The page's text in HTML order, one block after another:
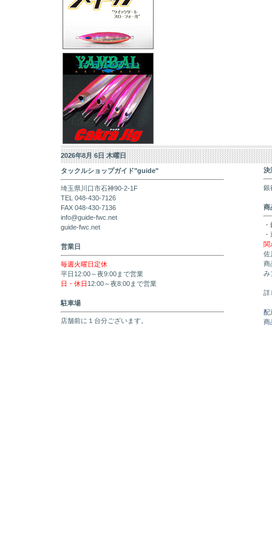
2026年8月 6日 木曜日
タックルショップガイド"guide"
埼玉県川口市石神90-2-1F
TEL 048-430-7126
FAX 048-430-7136
info@guide-fwc.net
guide-fwc.net
営業日
毎週火曜日定休
平日12:00～夜9:00まで営業
日・休日 12:00～夜8:00まで営業
駐車場
店舗前に１台分ございます。
決
銀
商
関
佐
商
み
詳
配
商